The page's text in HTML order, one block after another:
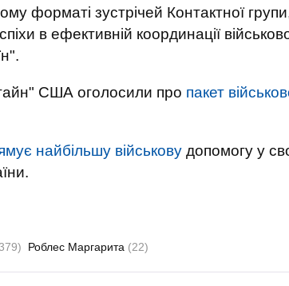
форматі зустрічей Контактної
в ефективній координації
США оголосили про пакет
найбільшу військову допомогу у
Роблес Маргарита (22)